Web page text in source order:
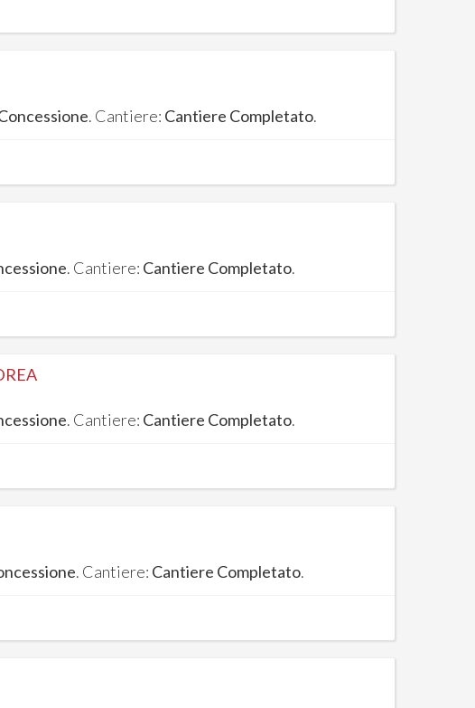
. Cantiere: Cantiere Completato.
. Cantiere: Cantiere Completato.
. Cantiere: Cantiere Completato.
. Cantiere: Cantiere Completato.